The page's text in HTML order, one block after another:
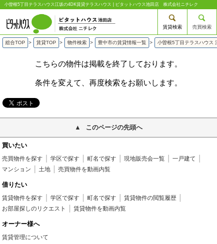
小曽根5丁目テラスハウス江坂の4DK賃貸テラスハウス | ピタットハウス池田店 株式会社ニチレク
賃貸検索 売買検索
総合TOP > 賃貸TOP > 物件検索 > 豊中市の賃貸情報一覧 > 小曽根5丁目テラスハウス
こちらの物件は掲載を終了しております。
条件を変えて、再度検索をお願いします。
このページの先頭へ
買いたい
売買物件を探す 学区で探す 町名で探す 現地販売会一覧
一戸建て
マンション
土地 売買物件を動画内覧
借りたい
賃貸物件を探す 学区で探す 町名で探す
賃貸物件の閲覧履歴
お部屋探しのリクエスト
賃貸物件を動画内覧
オーナー様へ
賃貸管理について